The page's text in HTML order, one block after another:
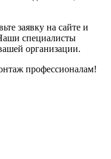
заявку на сайте и
специалисты
организации.
профессионалам!